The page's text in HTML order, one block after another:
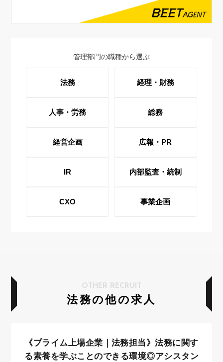
管理部門の職種から選ぶ
法務 経理・財務
人事・労務 総務
経営企画 広報・PR
IR 内部監査・統制
CXO 事業企画
法務の他の求人
OTHER RECRUIT
《プライム上場企業｜法務担当》法務に関す
る素養を学ぶことのできる環境◎アシスタン